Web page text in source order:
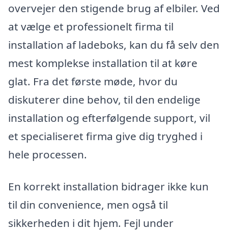
overvejer den stigende brug af elbiler. Ved
at vælge et professionelt firma til
installation af ladeboks, kan du få selv den
mest komplekse installation til at køre
glat. Fra det første møde, hvor du
diskuterer dine behov, til den endelige
installation og efterfølgende support, vil
et specialiseret firma give dig tryghed i
hele processen.
En korrekt installation bidrager ikke kun
til din convenience, men også til
sikkerheden i dit hjem. Fejl under